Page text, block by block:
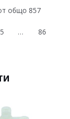
общо 857
5 … 86